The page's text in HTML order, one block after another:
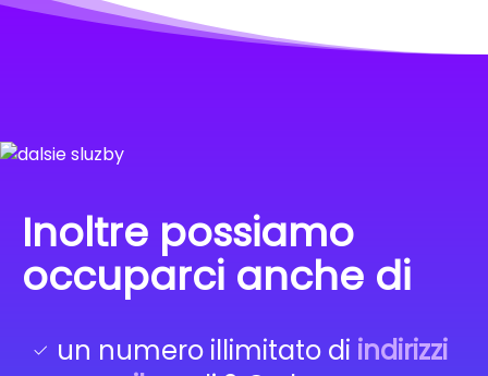
Inoltre possiamo
occuparci anche di
un numero illimitato di indirizzi